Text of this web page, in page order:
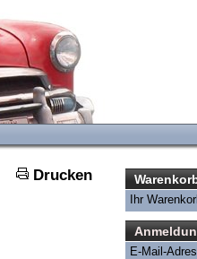
Ihr
E-Mail-
Drucken